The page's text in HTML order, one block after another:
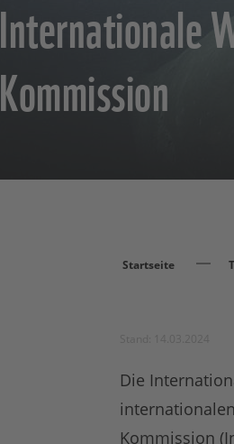
Internationale
Kommission
Startseite
Die
Kommission